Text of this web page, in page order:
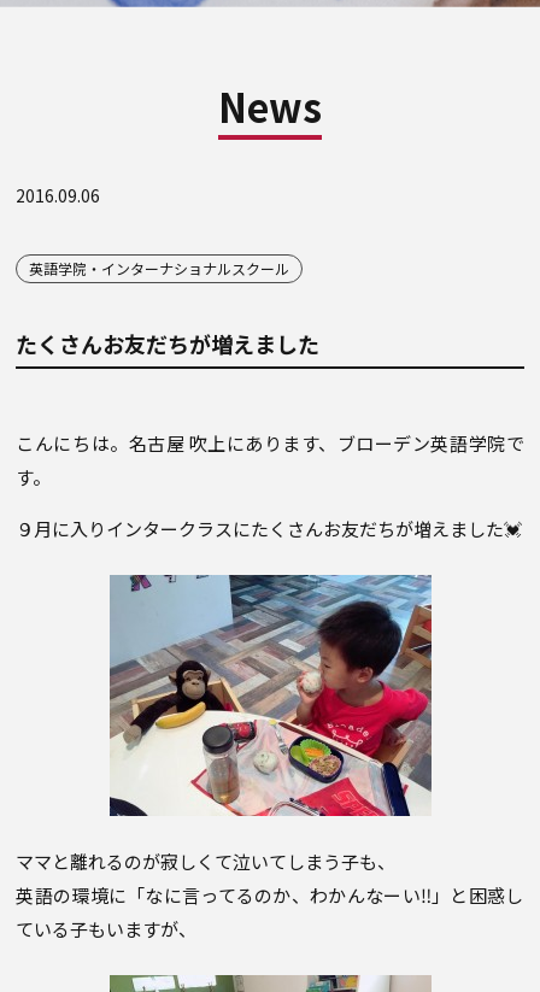
News
2016.09.06
英語学院・インターナショナルスクール
たくさんお友だちが増えました
こんにちは。名古屋 吹上にあります、ブローデン英語学院で
す。
９月に入りインタークラスにたくさんお友だちが増えました💓
ママと離れるのが寂しくて泣いてしまう子も、
英語の環境に「なに言ってるのか、わかんなーい‼︎」と困惑し
ている子もいますが、